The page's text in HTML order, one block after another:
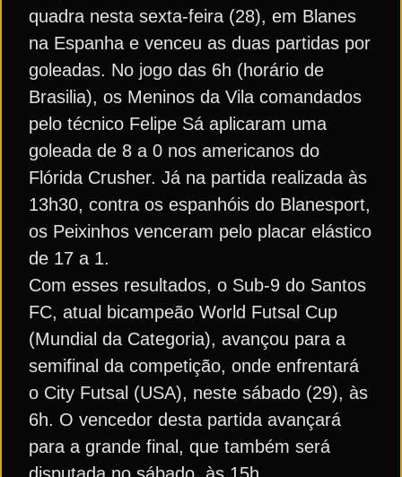
quadra nesta sexta-feira (28), em Blanes
na Espanha e venceu as duas partidas por
goleadas. No jogo das 6h (horário de
Brasilia), os Meninos da Vila comandados
pelo técnico Felipe Sá aplicaram uma
goleada de 8 a 0 nos americanos do
Flórida Crusher. Já na partida realizada às
13h30, contra os espanhóis do Blanesport,
os Peixinhos venceram pelo placar elástico
de 17 a 1.
Com esses resultados, o Sub-9 do Santos
FC, atual bicampeão World Futsal Cup
(Mundial da Categoria), avançou para a
semifinal da competição, onde enfrentará
o City Futsal (USA), neste sábado (29), às
6h. O vencedor desta partida avançará
para a grande final, que também será